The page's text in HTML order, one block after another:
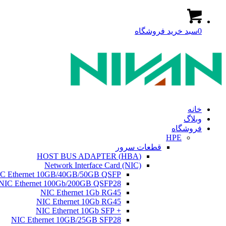
0سبد خرید فروشگاه
خانه
وبلاگ
فروشگاه
HPE
قطعات سرور
(HBA) HOST BUS ADAPTER
Network Interface Card (NIC)
Ethernet 10GB/40GB/50GB QSFP
Ethernet 100Gb/200GB QSFP28
NIC Ethernet 1Gb RG45
NIC Ethernet 10Gb RG45
+ NIC Ethernet 10Gb SFP
NIC Ethernet 10GB/25GB SFP28